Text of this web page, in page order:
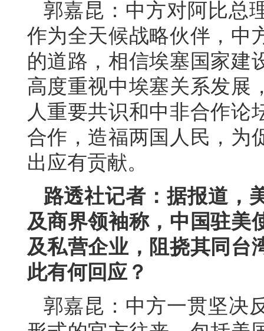
郭嘉昆：中方对阿比总
作为全天候战略伙伴，中
的道路，相信埃塞国家建
高度重视中埃塞关系发展
人重要共识和中非合作论
合作，造福两国人民，为
出应有贡献。
路透社记者：据报道，
及商界领袖称，中国驻美
及私营企业，阻挠其同台
此有何回应？
郭嘉昆：中方一贯坚决